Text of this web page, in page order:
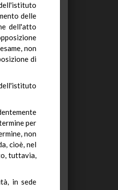
delle
dell'atto
non
di
per
non
cioè, nel
tuttavia,
in sede